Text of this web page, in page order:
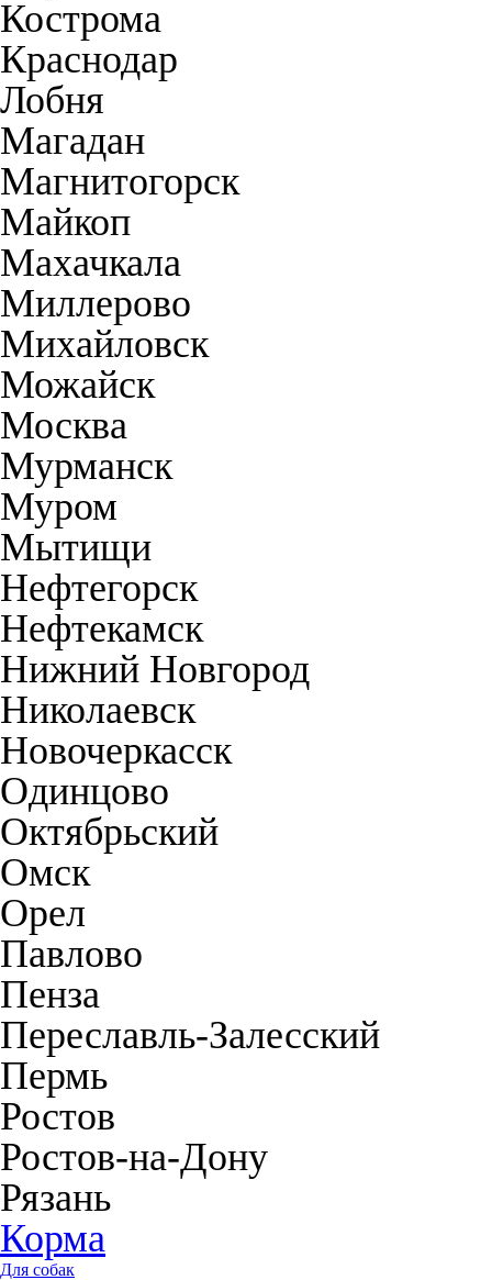
Кострома
Краснодар
Лобня
Магадан
Магнитогорск
Майкоп
Махачкала
Миллерово
Михайловск
Можайск
Москва
Мурманск
Муром
Мытищи
Нефтегорск
Нефтекамск
Нижний Новгород
Николаевск
Новочеркасск
Одинцово
Октябрьский
Омск
Орел
Павлово
Пенза
Переславль-Залесский
Пермь
Ростов
Ростов-на-Дону
Рязань
Корма
Для собак